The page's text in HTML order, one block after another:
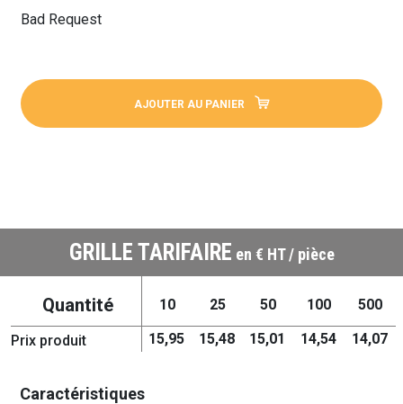
Bad Request
AJOUTER AU PANIER
GRILLE TARIFAIRE en € HT / pièce
Quantité 10 25 50 100 500
Prix produit 15,95 15,48 15,01 14,54 14,07
Caractéristiques